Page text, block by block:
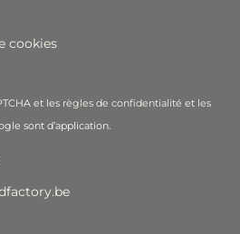
cookies
et les règles de confidentialité et les
sont d’application.